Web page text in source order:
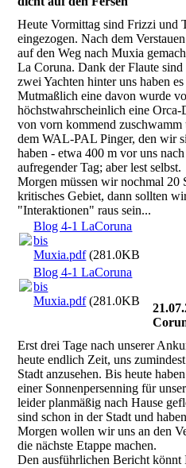
Heute Vormittag sind Frizzi
eingezogen. Nach dem
auf den Weg nach Muxia
La Coruna. Dank der Flaute
zwei Yachten hinter uns haben
Mutmaßlich eine davon wurde
höchstwahrscheinlich eine Orca-
von vorn kommend
dem WAL-PAL Pinger, den wir
haben - etwa 400 m vor uns
aufregender Tag; aber lest selbst.
Morgen müssen wir nochmal 20
kritisches Gebiet, dann sollten
"Interaktionen" raus sein...
Blog 4-1 LaCoruna
bis
Muxia.pdf(281.0KB)
Blog 4-1 LaCoruna
bis
Muxia.pdf(281.0KB)
Erst drei Tage nach unserer
heute endlich Zeit, uns
Stadt anzusehen. Bis heute
einer Sonnenpersenning für
leider planmäßig nach Hause
sind schon in der Stadt und
Morgen wollen wir uns an den
die nächste Etappe machen.
Den ausführlichen Bericht könnt